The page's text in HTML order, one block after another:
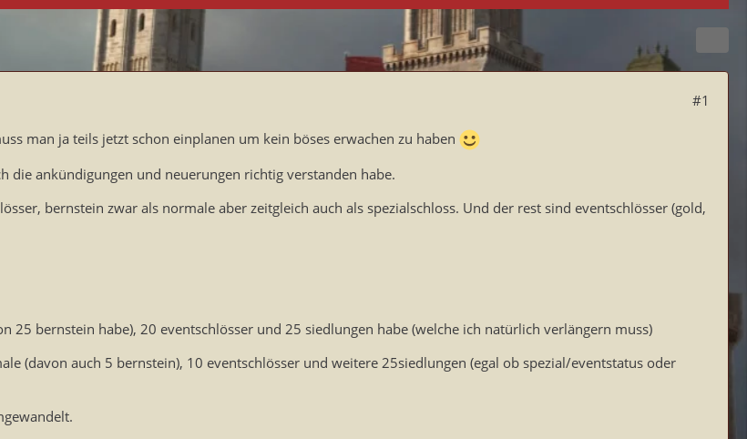
#1
man ja teils jetzt schon einplanen um kein böses erwachen zu haben
die ankündigungen und neuerungen richtig verstanden habe.
bernstein zwar als normale aber zeitgleich auch als spezialschloss. Und der rest sind eventschlösser (gold,
25 bernstein habe), 20 eventschlösser und 25 siedlungen habe (welche ich natürlich verlängern muss)
(davon auch 5 bernstein), 10 eventschlösser und weitere 25siedlungen (egal ob spezial/eventstatus oder